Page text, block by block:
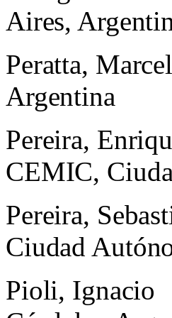
Aires,
Peratta,
Argentina
Pereira,
CEMIC,
Pereira,
Ciudad
Pioli, Ignacio